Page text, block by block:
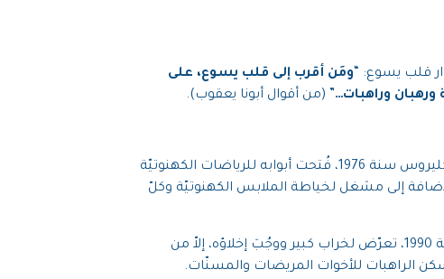
قلب يسوع: “ ومَن أقرب إلى قلب يسوع، على
وراهبات…” (من أقوال أبونا يعقوب).
بعد وفاة المؤسّس، توسّع دار المسيح الملك وتحوّل إلى مركز إشعاع روحيّ؛ فقبل أن يتحوّل كلّيًّا لاستقبال الإكليروس سنة 1976، فُتحت أبوابه للرياضات الكهنوتيّة
إلى مشغل لخياطة الملابس الكهنوتيّة وكلّ
في أثناء الأحداث اللبنانيّة، شرّع دار المسيح الملك أبوابه لاستقبال المهجّرين. ولدى القصف المباشر عليه سنة 1990، تعرّض لخراب كبير ووجُبَ إخلاؤه، إلاّ من
الراهبات للأخوات المريضات والمسنّات.